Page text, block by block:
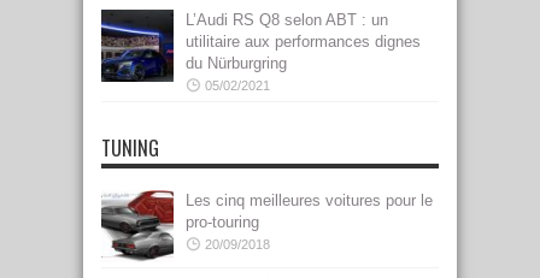
L’Audi RS Q8 selon ABT : un
utilitaire aux performances dignes
du Nürburgring
05/02/2021
TUNING
Les cinq meilleures voitures pour le
pro-touring
20/09/2018